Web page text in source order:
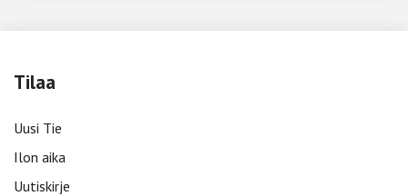
Tilaa
Uusi Tie
Ilon aika
Uutiskirje